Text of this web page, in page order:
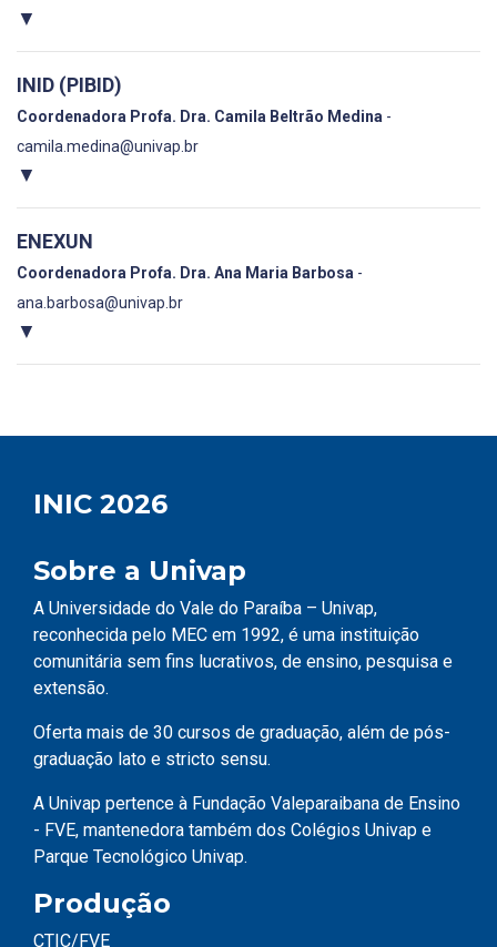
▼
INID (PIBID)
Coordenadora Profa. Dra. Camila Beltrão Medina -
camila.medina@univap.br
▼
ENEXUN
Coordenadora Profa. Dra. Ana Maria Barbosa -
ana.barbosa@univap.br
▼
INIC 2026
Sobre a Univap
A Universidade do Vale do Paraíba – Univap,
reconhecida pelo MEC em 1992, é uma instituição
comunitária sem fins lucrativos, de ensino, pesquisa e
extensão.
Oferta mais de 30 cursos de graduação, além de pós-
graduação lato e stricto sensu.
A Univap pertence à Fundação Valeparaibana de Ensino
- FVE, mantenedora também dos Colégios Univap e
Parque Tecnológico Univap.
Produção
CTIC/FVE